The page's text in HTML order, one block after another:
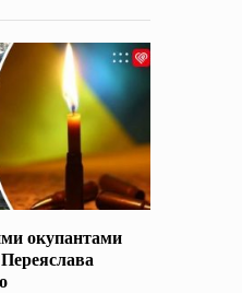
окупантами
Переяслава